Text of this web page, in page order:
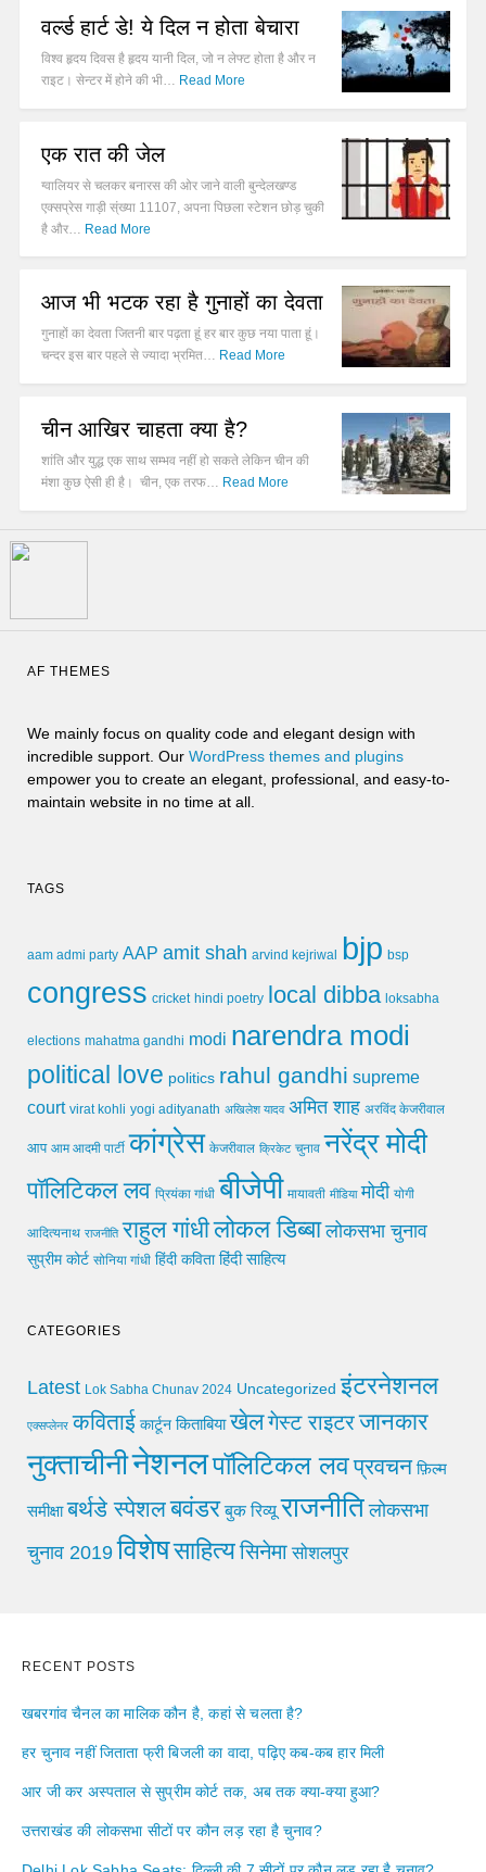
वर्ल्ड हार्ट डे! ये दिल न होता बेचारा
विश्व हृदय दिवस है हृदय यानी दिल, जो न लेफ्ट होता है और न
राइट। सेन्टर में होने की भी… Read More
एक रात की जेल
ग्वालियर से चलकर बनारस की ओर जाने वाली बुन्देलखण्ड
एक्सप्रेस गाड़ी स्ंख्या 11107, अपना पिछला स्टेशन छोड़ चुकी
है और… Read More
आज भी भटक रहा है गुनाहों का देवता
गुनाहों का देवता जितनी बार पढ़ता हूं हर बार कुछ नया पाता हूं।
चन्दर इस बार पहले से ज्यादा भ्रमित… Read More
चीन आखिर चाहता क्या है?
शांति और युद्ध एक साथ सम्भव नहीं हो सकते लेकिन चीन की
मंशा कुछ ऐसी ही है। चीन, एक तरफ… Read More
AF THEMES
We mainly focus on quality code and elegant design with
incredible support. Our WordPress themes and plugins
empower you to create an elegant, professional, and easy-to-
maintain website in no time at all.
TAGS
aam admi party AAP amit shah arvind kejriwal bjp bsp
congress cricket hindi poetry local dibba loksabha
elections mahatma gandhi modi narendra modi
political love politics rahul gandhi supreme
court virat kohli yogi adityanath अखिलेश यादव अमित शाह अरविंद केजरीवाल
आप आम आदमी पार्टी कांग्रेस केजरीवाल क्रिकेट चुनाव नरेंद्र मोदी
पॉलिटिकल लव प्रियंका गांधी बीजेपी मायावती मीडिया मोदी योगी
आदित्यनाथ राजनीति राहुल गांधीलोकल डिब्बा लोकसभा चुनाव
सुप्रीम कोर्ट सोनिया गांधी हिंदी कविता हिंदी साहित्य
CATEGORIES
Latest Lok Sabha Chunav 2024 Uncategorized इंटरनेशनल
एक्सप्लेनर कविताई कार्टून किताबिया खेलगेस्ट राइटरजानकार
नुक्ताचीनीनेशनलपॉलिटिकल लवप्रवचन फ़िल्म
समीक्षा बर्थडे स्पेशलबवंडर बुक रिव्यू राजनीति लोकसभा
चुनाव 2019 विशेषसाहित्यसिनेमा सोशलपुर
RECENT POSTS
खबरगांव चैनल का मालिक कौन है, कहां से चलता है?
हर चुनाव नहीं जिताता फ्री बिजली का वादा, पढ़िए कब-कब हार मिली
आर जी कर अस्पताल से सुप्रीम कोर्ट तक, अब तक क्या-क्या हुआ?
उत्तराखंड की लोकसभा सीटों पर कौन लड़ रहा है चुनाव?